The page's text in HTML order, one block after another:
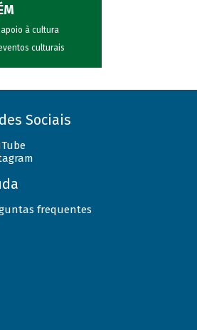
apoio à cultura
culturais
Sociais
frequentes